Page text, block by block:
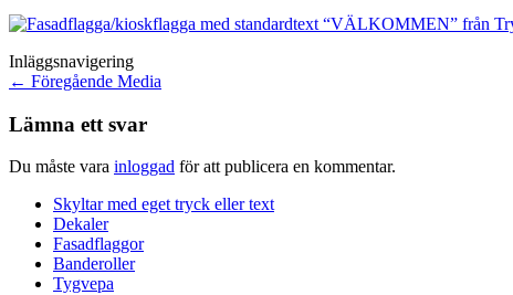
Inläggsnavigering
← Föregående Media
Lämna ett svar
Du måste vara inloggad för att publicera en kommentar.
Skyltar med eget tryck eller text
Dekaler
Fasadflaggor
Banderoller
Tygvepa